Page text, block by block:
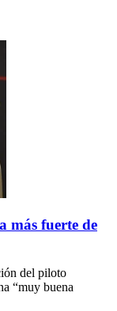
más fuerte de
del piloto
“muy buena